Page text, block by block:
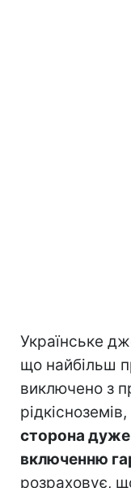
Українське
що найбільш
виключено з
рідкісноземів,
сторона дуже
включенню
розраховує,